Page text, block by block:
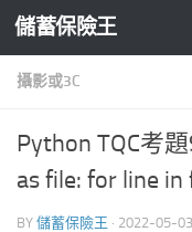
Skip to content
儲蓄保險王
攝影或3C
Python TQC考
as file: for line in
BY 儲蓄保險王 · 2022-05-03